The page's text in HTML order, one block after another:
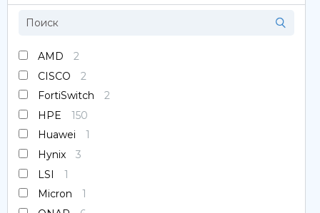
Системы хранения данных
Серверные комплектующие
Оперативная память
SAS диски
SATA диски
Блоки питания
AMD
2
CISCO
2
FortiSwitch
2
HPE
150
Huawei
1
Hynix
3
LSI
1
Micron
1